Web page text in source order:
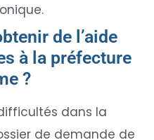
de l’aide
à la préfecture
?
dans la
de demande de